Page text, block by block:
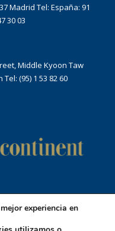
Madrid Tel: España: 91
30 03
Middle Kyoon Taw
(95) 1 53 82 60
experiencia en